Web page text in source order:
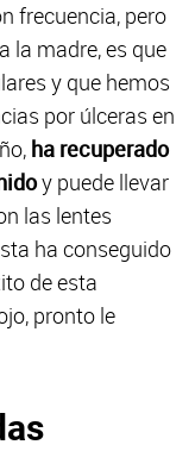
frecuencia, pero
la madre, es que
y que hemos
por úlceras en
ha recuperado
y puede llevar
las lentes
ha conseguido
de esta
pronto le